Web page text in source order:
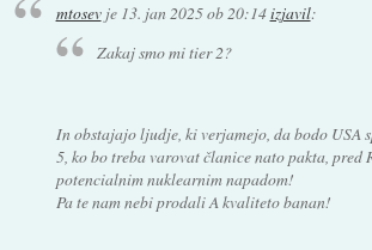
mtosevje 13. jan 2025 ob 20:14izjavil:
Zakaj smo mi tier 2?
In obstajajo ljudje, ki verjamejo, da bodo USA
5, ko bo treba varovat članice nato pakta, pred
potencialnim nuklearnim napadom!
Pa te nam nebi prodali A kvaliteto banan!